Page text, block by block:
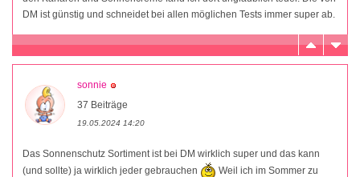
DM ist günstig und schneidet bei allen möglichen Tests immer super ab.
sonnie
37 Beiträge
19.05.2024 14:20
Das Sonnenschutz Sortiment ist bei DM wirklich super und das kann
(und sollte) ja wirklich jeder gebrauchen
Weil ich im Sommer zu